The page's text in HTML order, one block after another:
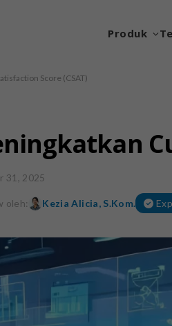
Produk
Score (CSAT)
31, 2025
oleh: Kezia Alicia, S.Kom.